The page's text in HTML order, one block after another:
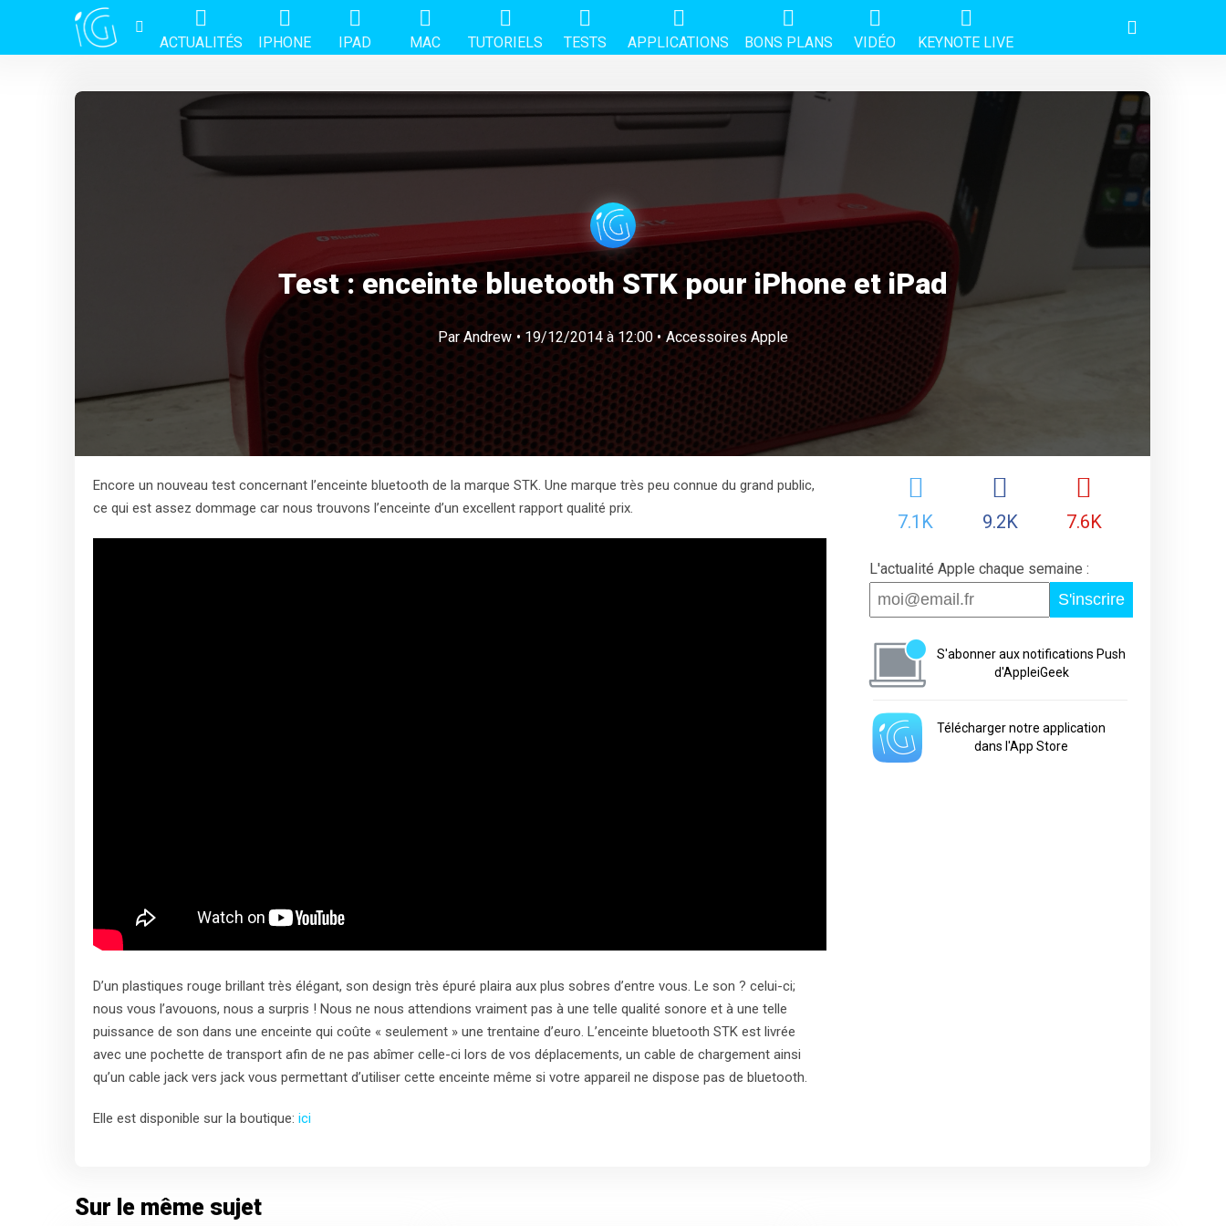
ACTUALITÉS IPHONE IPAD MAC TUTORIELS TESTS APPLICATIONS BONS PLANS VIDÉO KEYNOTE LIVE
Test : enceinte bluetooth STK pour iPhone et iPad
Par Andrew • 19/12/2014 à 12:00 • Accessoires Apple
Encore un nouveau test concernant l’enceinte bluetooth de la marque STK. Une marque très peu connue du grand public,
ce qui est assez dommage car nous trouvons l’enceinte d’un excellent rapport qualité prix.
D’un plastiques rouge brillant très élégant, son design très épuré plaira aux plus sobres d’entre vous. Le son ? celui-ci;
nous vous l’avouons, nous a surpris ! Nous ne nous attendions vraiment pas à une telle qualité sonore et à une telle
puissance de son dans une enceinte qui coûte « seulement » une trentaine d’euro. L’enceinte bluetooth STK est livrée
avec une pochette de transport afin de ne pas abîmer celle-ci lors de vos déplacements, un cable de chargement ainsi
qu’un cable jack vers jack vous permettant d’utiliser cette enceinte même si votre appareil ne dispose pas de bluetooth.
Elle est disponible sur la boutique: ici
7.1K 9.2K 7.6K
L'actualité Apple chaque semaine :
S'inscrire
S'abonner aux notifications Push
d'AppleiGeek
Télécharger notre application
dans l'App Store
Sur le même sujet